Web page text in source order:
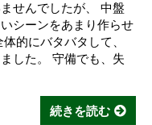
せんでしたが、 中盤
シーンをあまり作らせ
的にバタバタして、
した。 守備でも、失
続きを読む